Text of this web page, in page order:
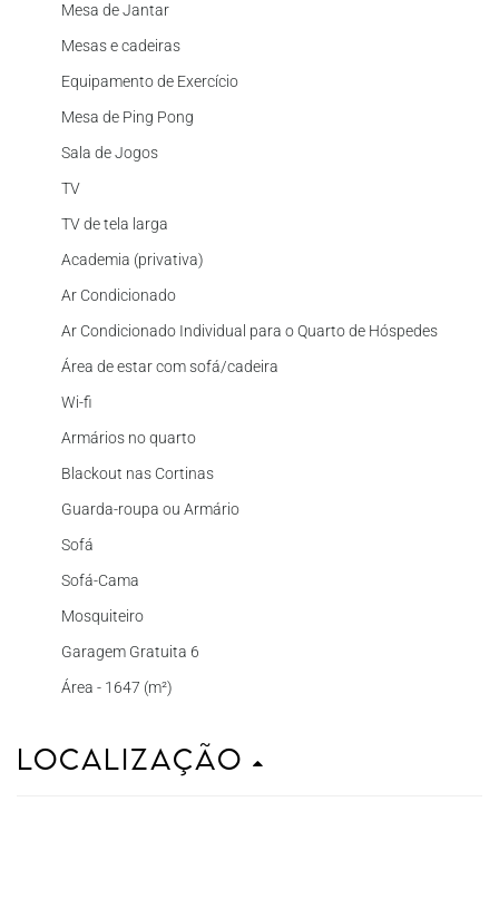
Mesa de Jantar
Mesas e cadeiras
Equipamento de Exercício
Mesa de Ping Pong
Sala de Jogos
TV
TV de tela larga
Academia (privativa)
Ar Condicionado
Ar Condicionado Individual para o Quarto de Hóspedes
Área de estar com sofá/cadeira
Wi-fi
Armários no quarto
Blackout nas Cortinas
Guarda-roupa ou Armário
Sofá
Sofá-Cama
Mosquiteiro
Garagem Gratuita 6
Área - 1647 (m²)
Localização